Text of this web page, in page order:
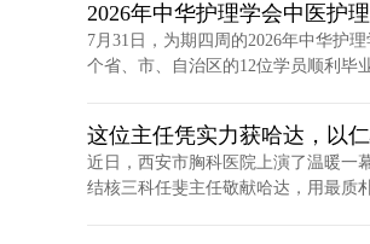
2026年中华护理学会中医护
7月31日，为期四周的2026年中华护
个省、市、自治区的12位学员顺利毕
这位主任凭实力获哈达，以
近日，西安市胸科医院上演了温暖一
结核三科任斐主任敬献哈达，用最质